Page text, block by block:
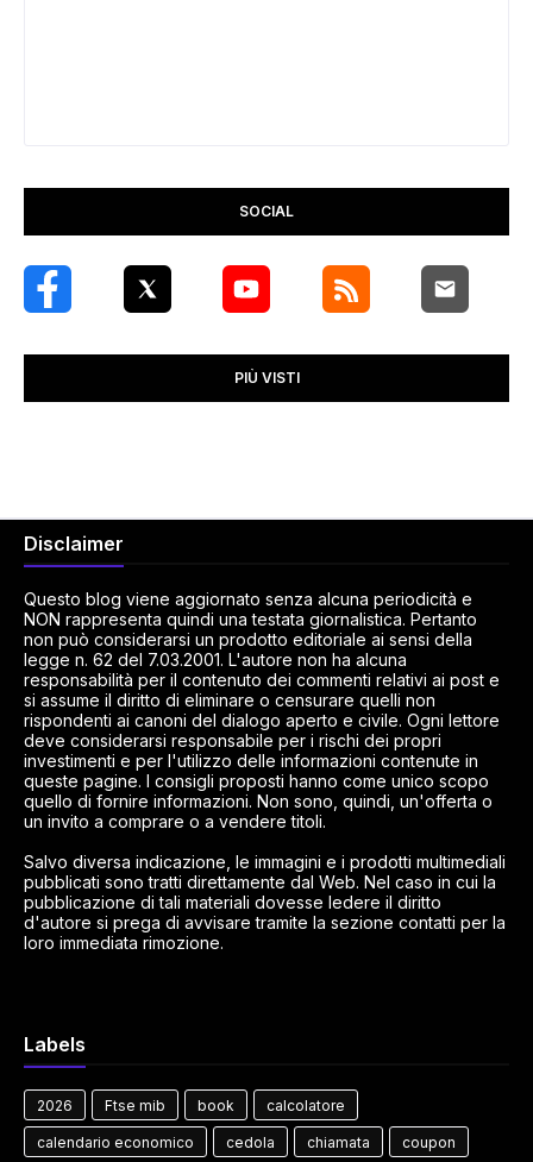
SOCIAL
PIÙ VISTI
Disclaimer
Questo blog viene aggiornato senza alcuna periodicità e
NON rappresenta quindi una testata giornalistica. Pertanto
non può considerarsi un prodotto editoriale ai sensi della
legge n. 62 del 7.03.2001. L'autore non ha alcuna
responsabilità per il contenuto dei commenti relativi ai post e
si assume il diritto di eliminare o censurare quelli non
rispondenti ai canoni del dialogo aperto e civile. Ogni lettore
deve considerarsi responsabile per i rischi dei propri
investimenti e per l'utilizzo delle informazioni contenute in
queste pagine. I consigli proposti hanno come unico scopo
quello di fornire informazioni. Non sono, quindi, un'offerta o
un invito a comprare o a vendere titoli.
Salvo diversa indicazione, le immagini e i prodotti multimediali
pubblicati sono tratti direttamente dal Web. Nel caso in cui la
pubblicazione di tali materiali dovesse ledere il diritto
d'autore si prega di avvisare tramite la sezione contatti per la
loro immediata rimozione.
Labels
2026 Ftse mib book calcolatore
calendario economico cedola chiamata coupon